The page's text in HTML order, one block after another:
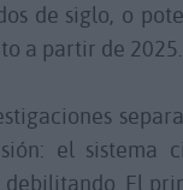
de siglo, o
a partir de 2025.
el sistema
debilitando. El